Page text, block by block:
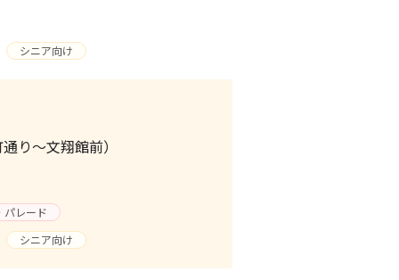
シニア向け
り～文翔館前）
パレード
シニア向け